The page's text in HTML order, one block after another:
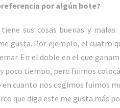
por algún bote?
tiene sus cosas buenas y
gusta. Por ejemplo, el cuatro
En el doble en el que
poco tiempo, pero fuimos
en cuanto nos cogimos fuimos
que diga este me gusta más